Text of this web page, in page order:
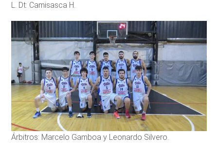
L. Dt: Camisasca H.
Árbitros: Marcelo Gamboa y Leonardo Silvero.